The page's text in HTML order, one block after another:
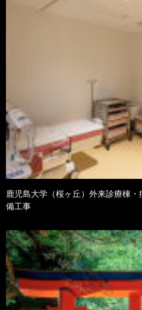
鹿児島大学（桜ヶ丘）外来診療棟
備工事